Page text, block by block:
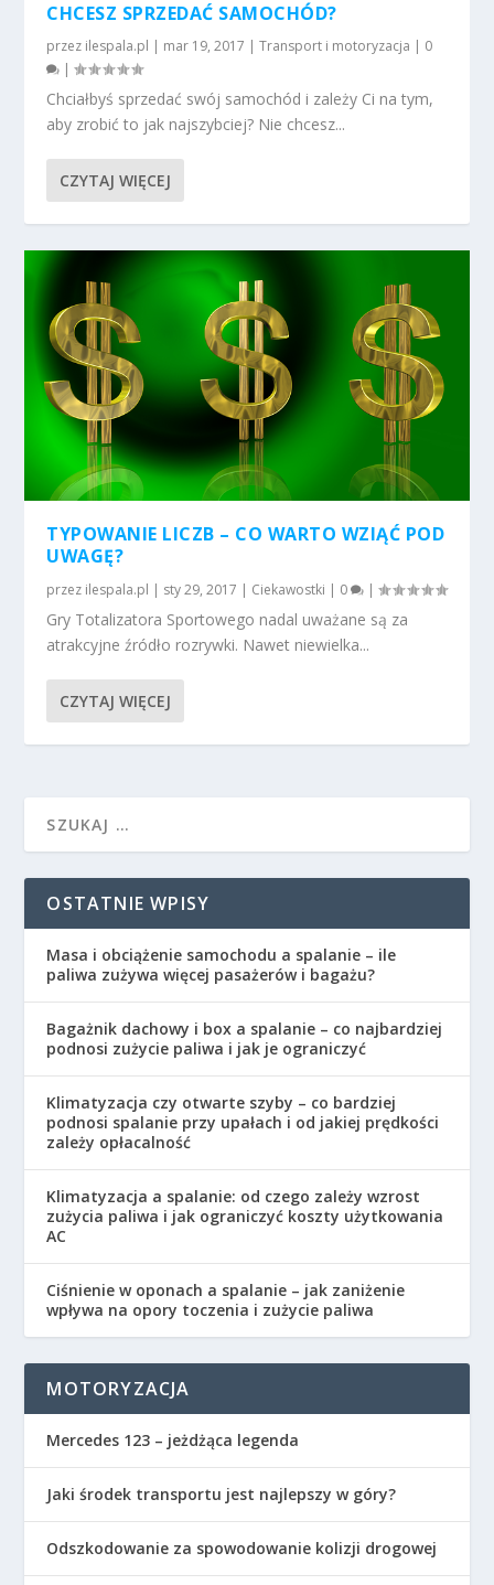
CHCESZ SPRZEDAĆ SAMOCHÓD?
przez ilespala.pl | mar 19, 2017 |Transport i motoryzacja | 0
|
Chciałbyś sprzedać swój samochód i zależy Ci na tym,
aby zrobić to jak najszybciej? Nie chcesz...
CZYTAJ WIĘCEJ
TYPOWANIE LICZB – CO WARTO WZIĄĆ POD
UWAGĘ?
przez ilespala.pl | sty 29, 2017 | Ciekawostki | 0 |
Gry Totalizatora Sportowego nadal uważane są za
atrakcyjne źródło rozrywki. Nawet niewielka...
CZYTAJ WIĘCEJ
OSTATNIE WPISY
Masa i obciążenie samochodu a spalanie – ile
paliwa zużywa więcej pasażerów i bagażu?
Bagażnik dachowy i box a spalanie – co najbardziej
podnosi zużycie paliwa i jak je ograniczyć
Klimatyzacja czy otwarte szyby – co bardziej
podnosi spalanie przy upałach i od jakiej prędkości
zależy opłacalność
Klimatyzacja a spalanie: od czego zależy wzrost
zużycia paliwa i jak ograniczyć koszty użytkowania
AC
Ciśnienie w oponach a spalanie – jak zaniżenie
wpływa na opory toczenia i zużycie paliwa
MOTORYZACJA
Mercedes 123 – jeżdżąca legenda
Jaki środek transportu jest najlepszy w góry?
Odszkodowanie za spowodowanie kolizji drogowej